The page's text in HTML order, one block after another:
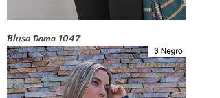
Blusa Dama 1047